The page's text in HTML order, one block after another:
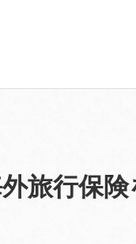
旅行保